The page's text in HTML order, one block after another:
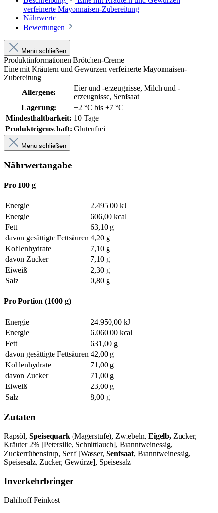
verfeinerte Mayonnaisen-Zubereitung
Nährwerte
Bewertungen
Menü schließen
Produktinformationen Brötchen-Creme
Eine mit Kräutern und Gewürzen verfeinerte Mayonnaisen-
Zubereitung
Allergene:
Eier und -erzeugnisse, Milch und -
erzeugnisse, Senfsaat
Lagerung:
+2 °C bis +7 °C
Mindesthaltbarkeit: 10 Tage
Produkteigenschaft: Glutenfrei
Menü schließen
Nährwertangabe
Pro 100 g
Energie
2.495,00 kJ
Energie
606,00 kcal
Fett
63,10 g
davon gesättigte Fettsäuren 4,20 g
Kohlenhydrate
7,10 g
davon Zucker
7,10 g
Eiweiß
2,30 g
Salz
0,80 g
Pro Portion (1000 g)
Energie
24.950,00 kJ
Energie
6.060,00 kcal
Fett
631,00 g
davon gesättigte Fettsäuren 42,00 g
Kohlenhydrate
71,00 g
davon Zucker
71,00 g
Eiweiß
23,00 g
Salz
8,00 g
Zutaten
Rapsöl, Speisequark (Magerstufe), Zwiebeln, Eigelb, Zucker,
Kräuter 2% [Petersilie, Schnittlauch], Branntweinessig,
Zuckerrübensirup, Senf [Wasser, Senfsaat, Branntweinessig,
Speisesalz, Zucker, Gewürze], Speisesalz
Inverkehrbringer
Dahlhoff Feinkost